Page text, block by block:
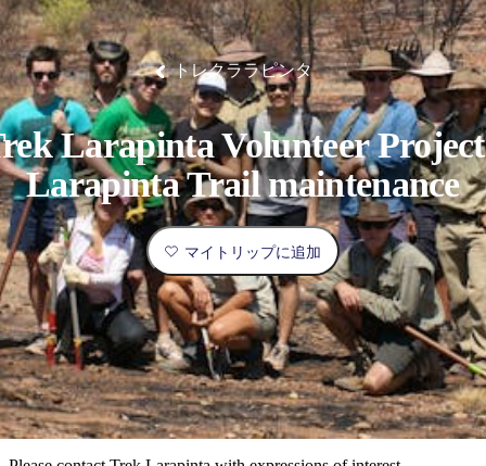
ン
ナ
ビ
ゲ
ー
シ
ョ
ン
エ
リ
ア
最
も
人
気
が
高
い
場
所
ア
ウ
ト
ズ園
立
公
園
立
公
園
ィ
ウ
ィ
諸
島
ク
国
立
公
園
ー
ブ
ル
ズ
保
護
区
ド
ネ
ル
国
立
公
園
体
験
旅
行
タ
イ
プ
トィ
生
生
物
と
伝
統
釣
り
リ
ー
な
体
験
&
グ
ラ
ン
ピ
ン
グ
旅
の
コ
ツ
計
画
と
予
約
実
用
的
な
ルー
トレクララピンタ
Larapinta Volunteer
Larapinta Trail maintenance
マイトリップに追加